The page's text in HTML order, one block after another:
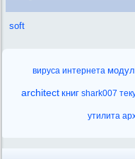
soft
вируса интернета
architect книг shark007
утилита